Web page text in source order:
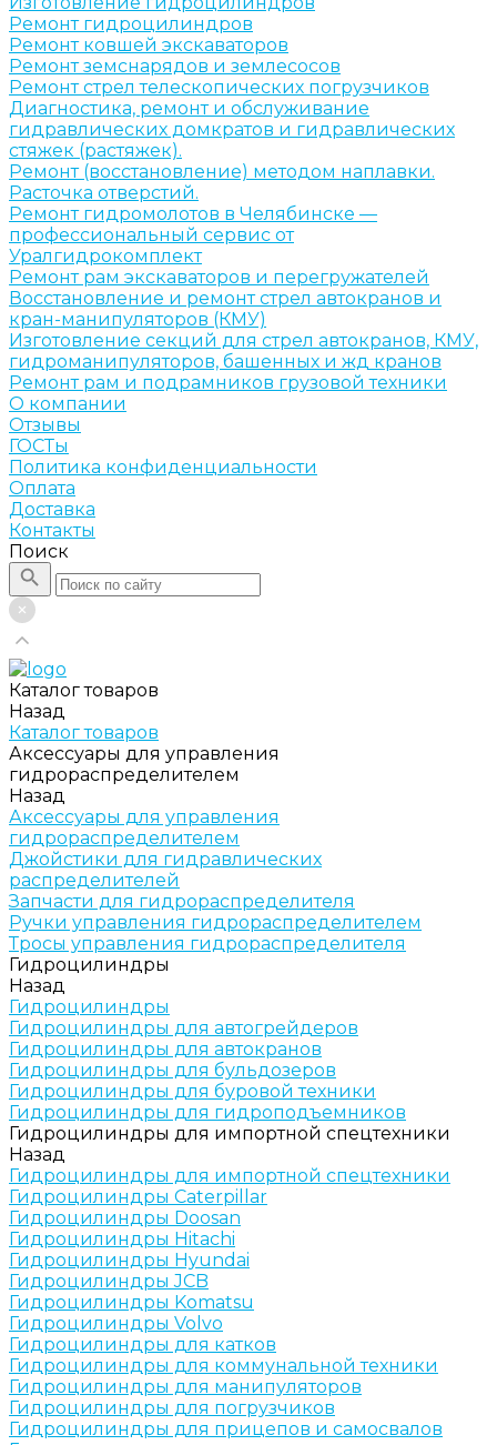
Ремонт гидроцилиндров
Ремонт ковшей экскаваторов
Ремонт земснарядов и землесосов
Ремонт стрел телескопических погрузчиков
Диагностика, ремонт и обслуживание
гидравлических домкратов и гидравлических
стяжек (растяжек).
Ремонт (восстановление) методом наплавки.
Расточка отверстий.
Ремонт гидромолотов в Челябинске —
профессиональный сервис от
Уралгидрокомплект
Ремонт рам экскаваторов и перегружателей
Восстановление и ремонт стрел автокранов и
кран-манипуляторов (КМУ)
Изготовление секций для стрел автокранов, КМУ,
гидроманипуляторов, башенных и жд кранов
Ремонт рам и подрамников грузовой техники
О компании
Отзывы
ГОСТы
Политика конфиденциальности
Оплата
Доставка
Контакты
Поиск
Каталог товаров
Назад
Каталог товаров
Аксессуары для управления
гидрораспределителем
Назад
Аксессуары для управления
гидрораспределителем
Джойстики для гидравлических
распределителей
Запчасти для гидрораспределителя
Ручки управления гидрораспределителем
Тросы управления гидрораспределителя
Гидроцилиндры
Назад
Гидроцилиндры
Гидроцилиндры для автогрейдеров
Гидроцилиндры для автокранов
Гидроцилиндры для бульдозеров
Гидроцилиндры для буровой техники
Гидроцилиндры для гидроподъемников
Гидроцилиндры для импортной спецтехники
Назад
Гидроцилиндры для импортной спецтехники
Гидроцилиндры Caterpillar
Гидроцилиндры Doosan
Гидроцилиндры Hitachi
Гидроцилиндры Hyundai
Гидроцилиндры JCB
Гидроцилиндры Komatsu
Гидроцилиндры Volvo
Гидроцилиндры для катков
Гидроцилиндры для коммунальной техники
Гидроцилиндры для манипуляторов
Гидроцилиндры для погрузчиков
Гидроцилиндры для прицепов и самосвалов